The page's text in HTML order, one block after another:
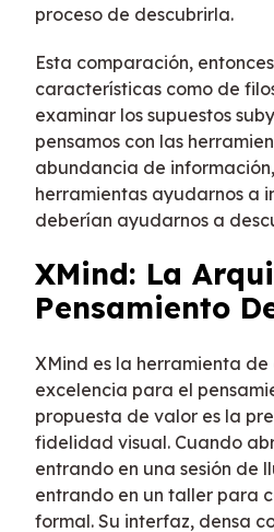
proceso de descubrirla.
Esta comparación,
características como de
examinar los supuestos
pensamos con las
abundancia de
herramientas ayudarnos a
deberían ayudarnos a
XMind: La
Pensamiento
XMind es la herramienta
excelencia para el
propuesta de valor es la
fidelidad visual. Cuando
entrando en una sesión de
entrando en un taller para
formal. Su interfaz, densa